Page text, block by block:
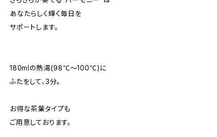
あなたらしく輝く毎日を
サポートします。
180mlの熱湯(98℃～100℃)に
ふたをして、3分。
お得な茶葉タイプも
ご用意しております。